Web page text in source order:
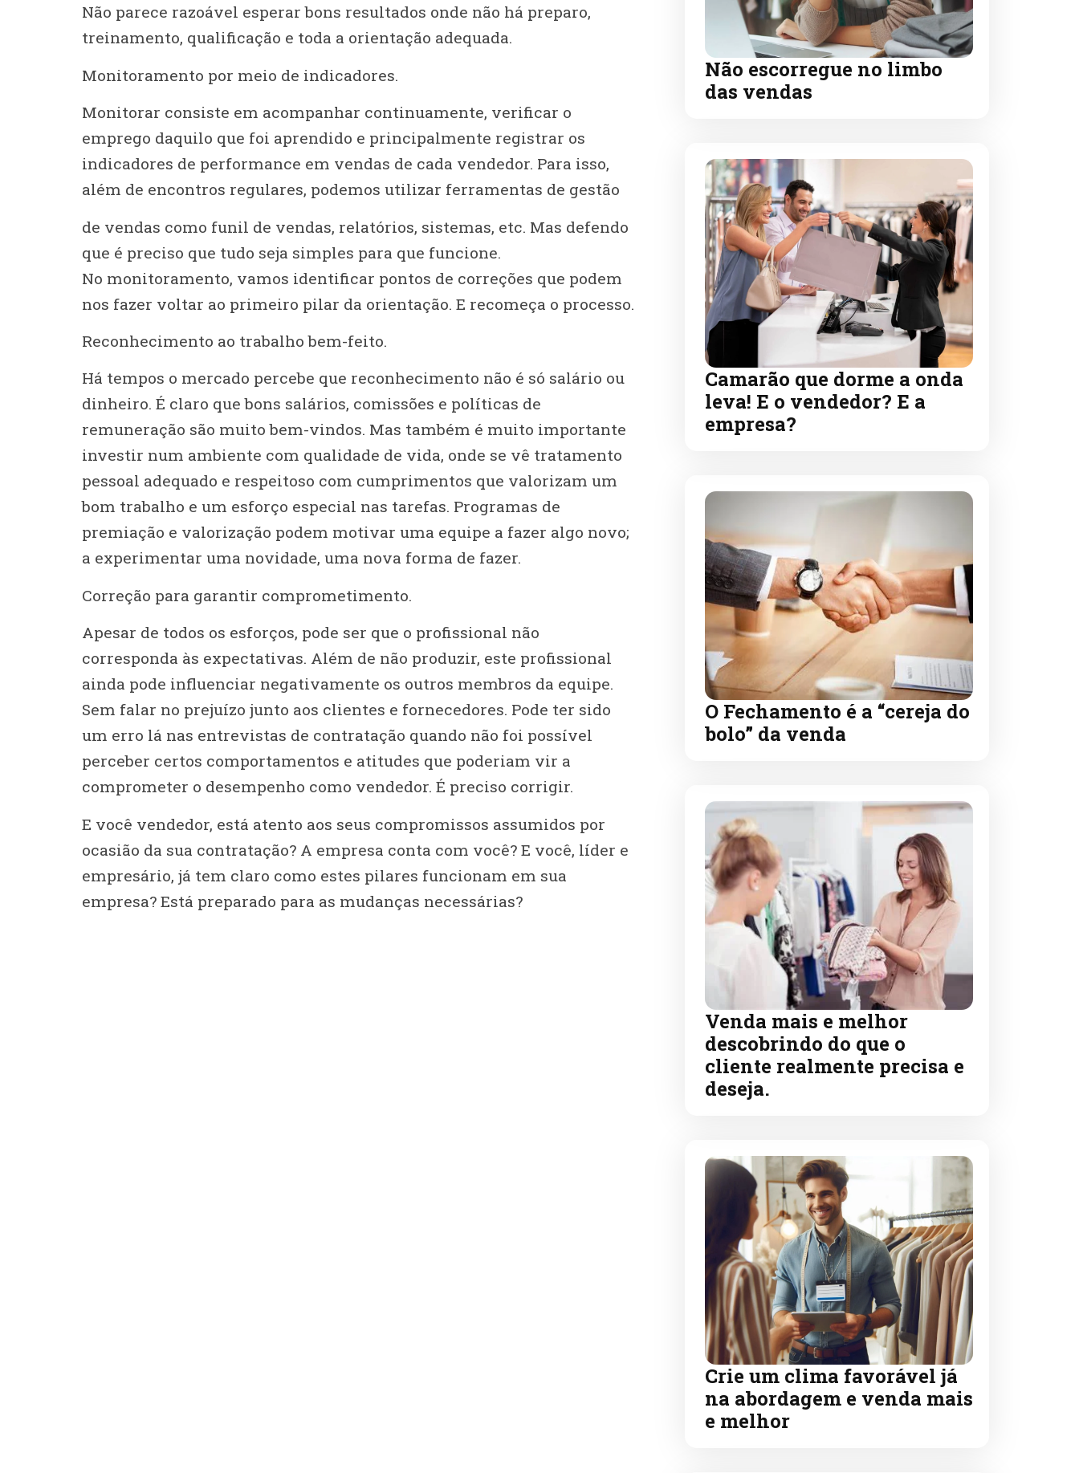
Não parece razoável esperar bons resultados onde não há preparo,
treinamento, qualificação e toda a orientação adequada.
Monitoramento por meio de indicadores.
Monitorar consiste em acompanhar continuamente, verificar o
emprego daquilo que foi aprendido e principalmente registrar os
indicadores de performance em vendas de cada vendedor. Para isso,
além de encontros regulares, podemos utilizar ferramentas de gestão
de vendas como funil de vendas, relatórios, sistemas, etc. Mas defendo
que é preciso que tudo seja simples para que funcione.
No monitoramento, vamos identificar pontos de correções que podem
nos fazer voltar ao primeiro pilar da orientação. E recomeça o processo.
Reconhecimento ao trabalho bem-feito.
Há tempos o mercado percebe que reconhecimento não é só salário ou
dinheiro. É claro que bons salários, comissões e políticas de
remuneração são muito bem-vindos. Mas também é muito importante
investir num ambiente com qualidade de vida, onde se vê tratamento
pessoal adequado e respeitoso com cumprimentos que valorizam um
bom trabalho e um esforço especial nas tarefas. Programas de
premiação e valorização podem motivar uma equipe a fazer algo novo;
a experimentar uma novidade, uma nova forma de fazer.
Correção para garantir comprometimento.
Apesar de todos os esforços, pode ser que o profissional não
corresponda às expectativas. Além de não produzir, este profissional
ainda pode influenciar negativamente os outros membros da equipe.
Sem falar no prejuízo junto aos clientes e fornecedores. Pode ter sido
um erro lá nas entrevistas de contratação quando não foi possível
perceber certos comportamentos e atitudes que poderiam vir a
comprometer o desempenho como vendedor. É preciso corrigir.
E você vendedor, está atento aos seus compromissos assumidos por
ocasião da sua contratação? A empresa conta com você? E você, líder e
empresário, já tem claro como estes pilares funcionam em sua
empresa? Está preparado para as mudanças necessárias?
Não escorregue no limbo
das vendas
Camarão que dorme a onda
leva! E o vendedor? E a
empresa?
O Fechamento é a “cereja do
bolo” da venda
Venda mais e melhor
descobrindo do que o
cliente realmente precisa e
deseja.
Crie um clima favorável já
na abordagem e venda mais
e melhor